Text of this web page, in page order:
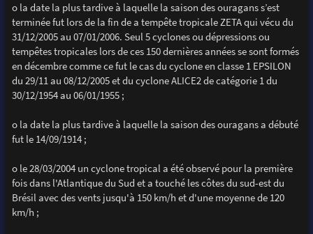
o la date la plus tardive à laquelle la saison des ouragans s’est
terminée fut lors de la fin de a tempête tropicale ZETA qui vécu du
31/12/2005 au 07/01/2006. Seul 5 cyclones ou dépressions ou
tempêtes tropicales lors de ces 150 dernières années se sont formés
en décembre comme ce fut le cas du cyclone en classe 1 EPSILON
du 29/11 au 08/12/2005 et du cyclone ALICE2 de catégorie 1 du
30/12/1954 au 06/01/1955 ;
o la date la plus tardive à laquelle la saison des ouragans a débuté
fut le 14/09/1914 ;
o le 28/03/2004 un cyclone tropical a été observé pour la première
fois dans l'Atlantique du Sud et a touché les côtes du sud-est du
Brésil avec des vents jusqu'à 150 km/h et d'une moyenne de 120
km/h ;